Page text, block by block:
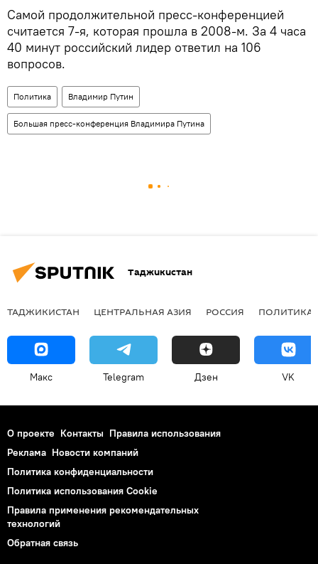
Самой продолжительной пресс-конференцией
считается 7-я, которая прошла в 2008-м. За 4 часа
40 минут российский лидер ответил на 106
вопросов.
Политика Владимир Путин
Большая пресс-конференция Владимира Путина
Таджикистан
ТАДЖИКИСТАН ЦЕНТРАЛЬНАЯ АЗИЯ РОССИЯ ПОЛИТИКА
Макс Telegram Дзен VK
О проекте Контакты Правила использования
Реклама Новости компаний
Политика конфиденциальности
Политика использования Cookie
Правила применения рекомендательных
технологий
Обратная связь